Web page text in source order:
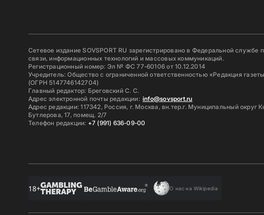
Сетевое издание SOVSPORT RU зарегистрировано в Федеральной службе
связи, информационных технологий и массовых коммуникаций.
Регистрационный номер: Эл № ФС 77-60106 от 10.12.2014
Учредитель: Общество с ограниченной ответственностью «Редакция
(ОГРН 5147746142704)
Главный редактор: Бреговский С. С.
Адрес электронной почты редакции: info@sovsport.ru
Адрес редакции: 117342, Россия, г. Москва, вн.тер.г. Муниципальный округ
Бутлерова, 17, помещ. 2/7
Телефон редакции: +7 (991) 636-09-00
18+ О нас на Wikipedia